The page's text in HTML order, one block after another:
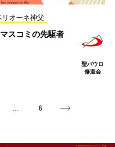
オーネ神父
スコミの先駆者
聖パウロ
修道会
6